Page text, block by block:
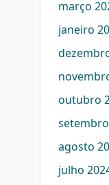
março
janeiro
outubro
agosto
julho